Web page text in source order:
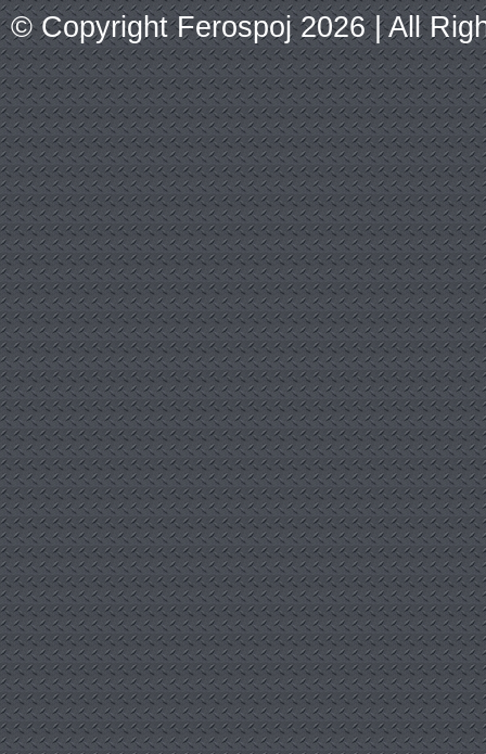
© Copyright Ferospoj 2026 | All